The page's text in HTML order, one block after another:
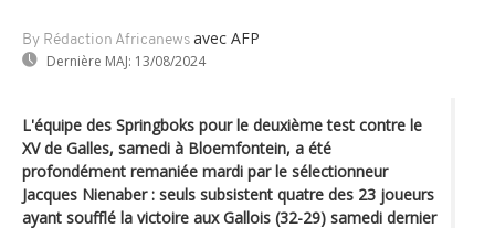
By Rédaction Africanews avec AFP
Dernière MAJ: 13/08/2024
L'équipe des Springboks pour le deuxième test contre le
XV de Galles, samedi à Bloemfontein, a été
profondément remaniée mardi par le sélectionneur
Jacques Nienaber : seuls subsistent quatre des 23 joueurs
ayant soufflé la victoire aux Gallois (32-29) samedi dernier